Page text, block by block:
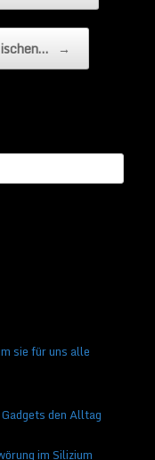
→
sie für uns alle
den Alltag
im Silizium